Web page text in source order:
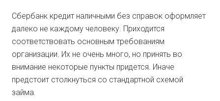
Сбербанк кредит наличными без справок оформляет
далеко не каждому человеку. Приходится
соответствовать основным требованиям
организации. Их не очень много, но принять во
внимание некоторые пункты придется. Иначе
предстоит столкнуться со стандартной схемой
займа.